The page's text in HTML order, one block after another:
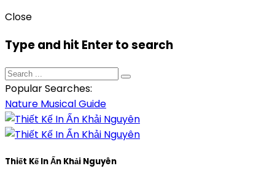
Close
Type and hit Enter to search
Popular Searches:
Nature MusicalGuide
Thiết Kế In Ấn Khải Nguyên